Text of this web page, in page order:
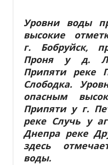
Уровни воды
высокие
г. Бобруйск,
Проня у д.
Припяти реке
Слободка.
опасным
Припяти у г.
реке Случь у
Днепра реке
здесь
воды.